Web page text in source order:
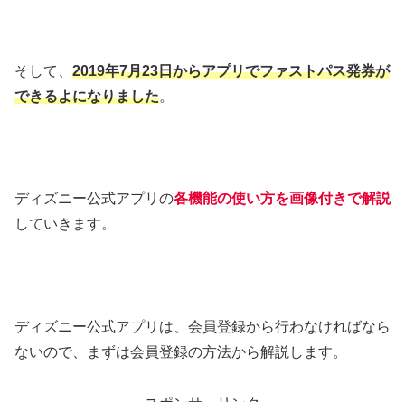
そして、 2019年7月23日からアプリでファストパス発券が
できるよになりました。
ディズニー公式アプリの各機能の使い方を画像付きで解説
していきます。
ディズニー公式アプリは、会員登録から行わなければなら
ないので、まずは会員登録の方法から解説します。